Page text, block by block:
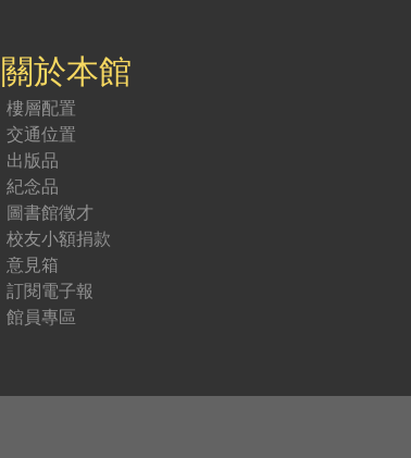
關於本館
樓層配置
交通位置
出版品
紀念品
圖書館徵才
校友小額捐款
意見箱
訂閱電子報
館員專區